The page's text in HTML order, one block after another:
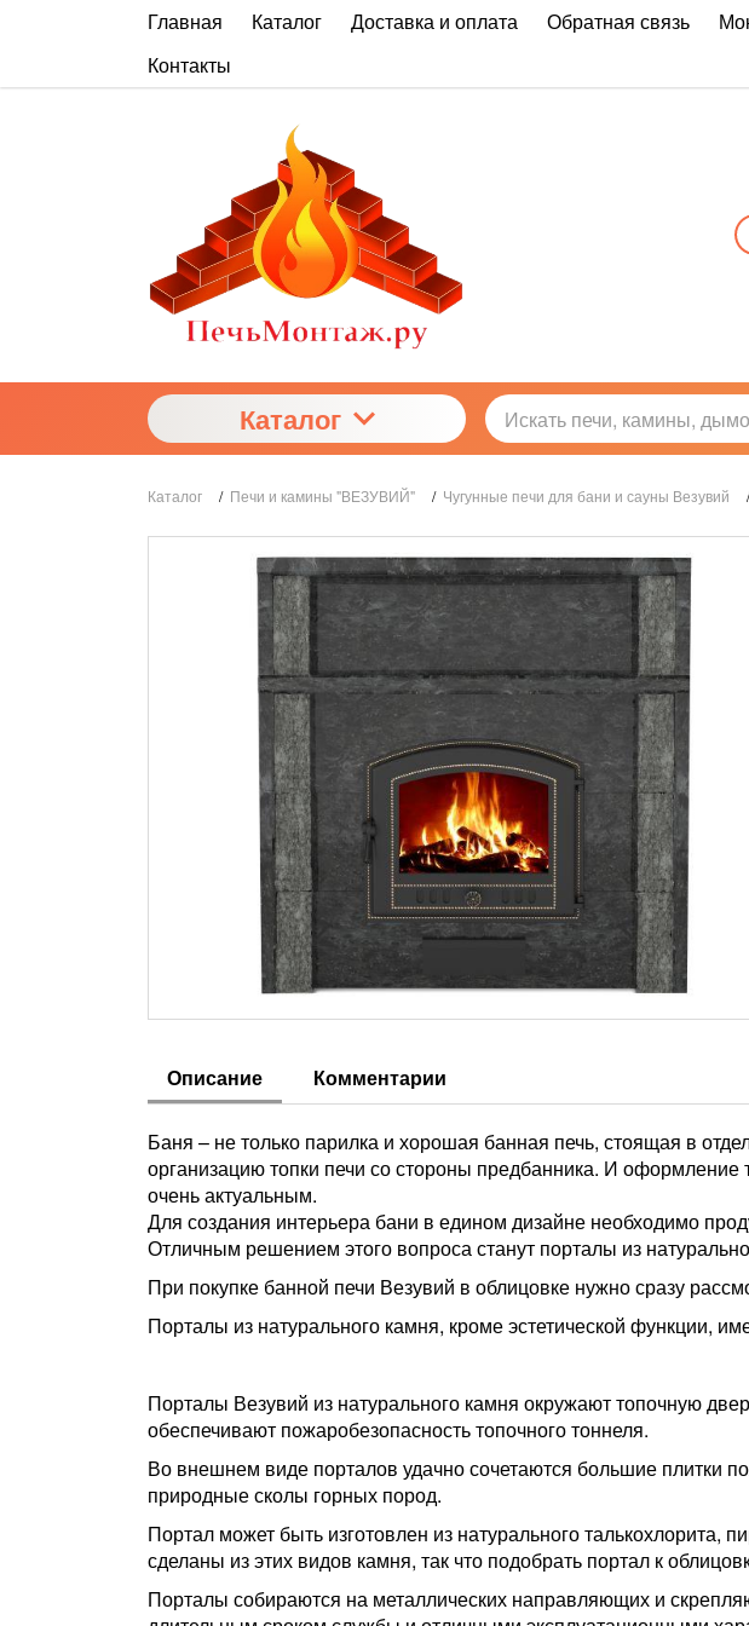
Главная Каталог Доставка и оплата Обратная связь
Контакты
Каталог
Каталог / Печи и камины "ВЕЗУВИЙ" / Чугунные печи для бани и сауны Везувий
Описание Комментарии
Баня – не только парилка и хорошая банная печь, стоящая в
организацию топки печи со стороны предбанника. И
очень актуальным.
Для создания интерьера бани в едином дизайне необходимо
Отличным решением этого вопроса станут порталы из
При покупке банной печи Везувий в облицовке нужно сразу
Порталы из натурального камня, кроме эстетической функции,
Порталы Везувий из натурального камня окружают топочную
обеспечивают пожаробезопасность топочного тоннеля.
Во внешнем виде порталов удачно сочетаются большие плитки
природные сколы горных пород.
Портал может быть изготовлен из натурального талькохлорита,
сделаны из этих видов камня, так что подобрать портал к
Порталы собираются на металлических направляющих и